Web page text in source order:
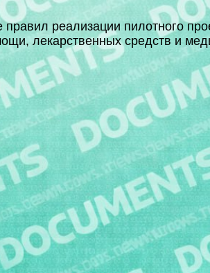
реализации пилотного
лекарственных средств и